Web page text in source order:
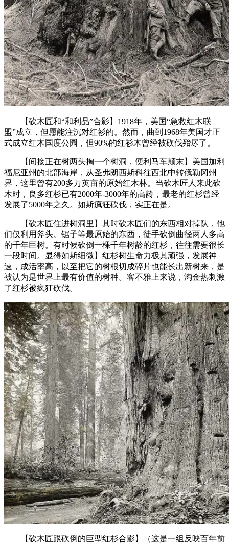
【砍木匠和“和利品”合影】1918年，美国“急救红木联
盟”成立，但愿能注沉对红衫的。然而，曲到1968年美国才正
式成立红木国度公园，但90%的红衫木曾经被砍伐殆尽了。
【间接正在树两头掏一个树洞，便利马车颠末】美国加利
福尼亚州的北部海岸，从圣弗朗西斯科往西北中转俄勒冈州
界，这里曾有200多万英亩的原始红木林。当砍木匠人来此砍
木时，良多红杉已有2000年-3000年的高龄，最老的红杉曾经
发展了5000年之久。如斯疯狂砍伐，实正在是。
【砍木匠住进树洞里】其时砍木匠们的东西相对掉队，他
们仅利用斧头、锯子等最原始的东西，徒手砍倒曲径两人多高
的千年巨树。有时候砍倒一棵千年树龄的红杉，往往需要很长
一段时间。显得如斯细微】红杉树生命力极其顽强，发展神
速，成活率高，以至把它的树根切成碎片也能长出新树来，是
被认为是世界上最有价值的树种。客不雅上来说，淘金热刺激
了红杉被疯狂砍伐。
【砍木匠跟砍倒的巨型红杉合影】（这是一组反映百年前